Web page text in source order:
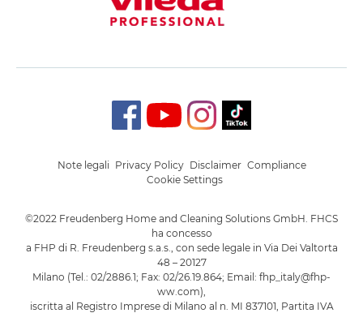
©2022 Freudenberg Home and Cleaning Solutions GmbH. FHCS
ha concesso
a FHP di R. Freudenberg s.a.s., con sede legale in Via Dei Valtorta
48 – 20127
Milano (Tel.: 02/2886.1; Fax: 02/26.19.864; Email: fhp_italy@fhp-
ww.com),
iscritta al Registro Imprese di Milano al n. MI 837101, Partita IVA
Note legali Privacy Policy Disclaimer Compliance
Cookie Settings